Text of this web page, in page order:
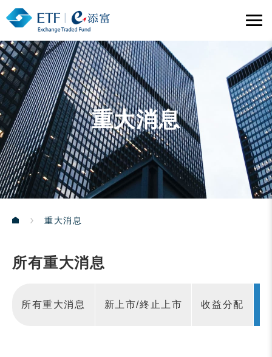
重大消息
重大消息
所有重大消息
所有重大消息 新上市/終止上市 收益分配